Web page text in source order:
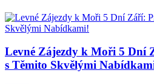
Levné Zájezdy k Moři 5 Dní
s Těmito Skvělými